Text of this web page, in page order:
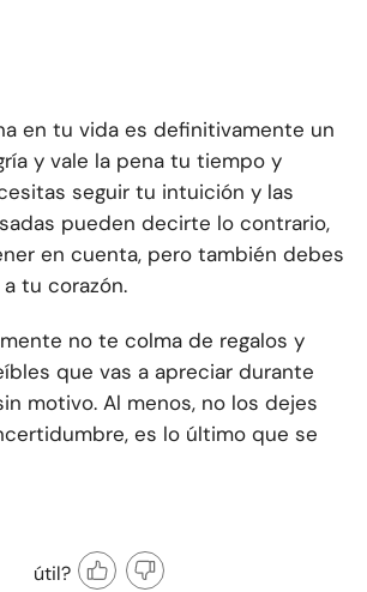
en tu vida es definitivamente un
y vale la pena tu tiempo y
seguir tu intuición y las
pueden decirte lo contrario,
en cuenta, pero también debes
tu corazón.
no te colma de regalos y
que vas a apreciar durante
motivo. Al menos, no los dejes
es lo último que se
útil?